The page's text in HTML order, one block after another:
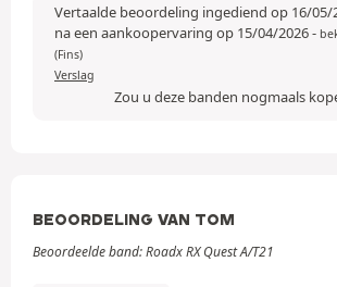
Vertaalde beoordeling ingediend op 16/05/
na een aankoopervaring op 15/04/2026-
(Fins)
Verslag
Zou u deze banden nogmaals
BEOORDELING VAN TOM
Beoordeelde band: Roadx RX Quest A/T21